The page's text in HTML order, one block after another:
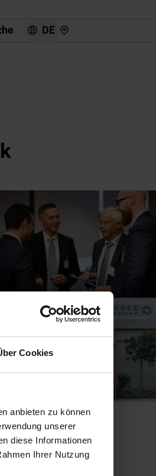
Cookies
anbieten zu können
unserer
diese Informationen
Ihrer Nutzung
DE Hier finden Sie uns